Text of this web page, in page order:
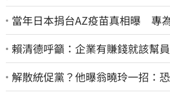
當年日本捐台AZ疫苗真相曝 專
賴清德呼籲：企業有賺錢就該幫
解散統促黨？他曝翁曉玲一招：